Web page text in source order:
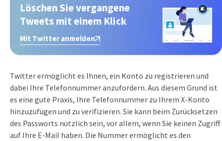
Löschen Sie vergangene
Tweets mit einem Klick
Mit Twitter anmelden
Twitter ermöglicht es Ihnen, ein Konto zu registrieren und
dabei Ihre Telefonnummer anzufordern. Aus diesem Grund ist
es eine gute Praxis, Ihre Telefonnummer zu Ihrem X-Konto
hinzuzufügen und zu verifizieren. Sie kann beim Zurücksetzen
des Passworts nützlich sein, vor allem, wenn Sie keinen Zugriff
auf Ihre E-Mail haben. Die Nummer ermöglicht es den